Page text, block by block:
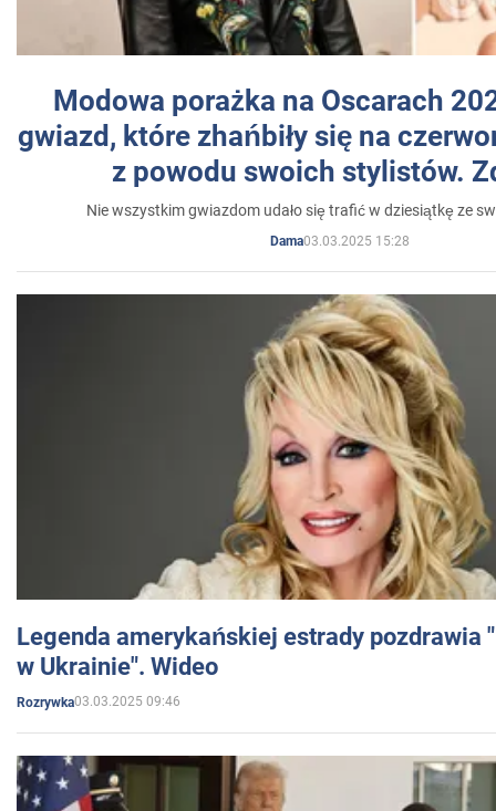
Modowa porażka na Oscarach
gwiazd, które zhańbiły się na
z powodu swoich stylistów.
Nie wszystkim gwiazdom udało się trafić w dziesiątkę ze
Dama03.03.2025 15:28
Legenda amerykańskiej estrady pozdrawia
w Ukrainie". Wideo
Rozrywka03.03.2025 09:46